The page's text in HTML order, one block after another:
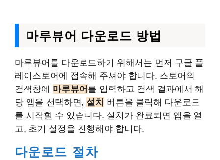
마루뷰어 다운로드 방법
마루뷰어를 다운로드하기 위해서는 먼저 구글 플
레이스토어에 접속해 주셔야 합니다. 스토어의
검색창에 마루뷰어 를 입력하고 검색 결과에서 해
당 앱을 선택하면, 설치 버튼을 클릭해 다운로드
를 시작할 수 있습니다. 설치가 완료되면 앱을 열
고, 초기 설정을 진행해야 합니다.
다운로드 절차